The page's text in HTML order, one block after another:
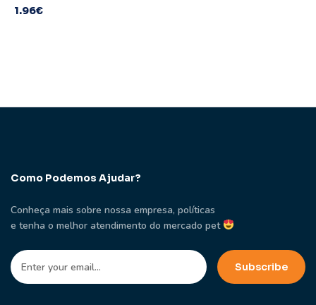
1.96€
Como Podemos Ajudar?
Conheça mais sobre nossa empresa, políticas
e tenha o melhor atendimento do mercado pet